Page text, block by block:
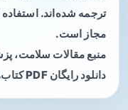
ترجمه شده‌اند.
مجاز است.
منبع مقالات سلامت،
دانلود رایگان PDF کتاب‌های پزشکی.